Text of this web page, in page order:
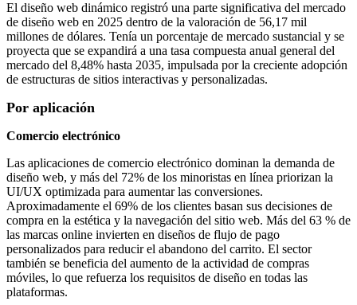
El diseño web dinámico registró una parte significativa del mercado
de diseño web en 2025 dentro de la valoración de 56,17 mil
millones de dólares. Tenía un porcentaje de mercado sustancial y se
proyecta que se expandirá a una tasa compuesta anual general del
mercado del 8,48% hasta 2035, impulsada por la creciente adopción
de estructuras de sitios interactivas y personalizadas.
Por aplicación
Comercio electrónico
Las aplicaciones de comercio electrónico dominan la demanda de
diseño web, y más del 72% de los minoristas en línea priorizan la
UI/UX optimizada para aumentar las conversiones.
Aproximadamente el 69% de los clientes basan sus decisiones de
compra en la estética y la navegación del sitio web. Más del 63 % de
las marcas online invierten en diseños de flujo de pago
personalizados para reducir el abandono del carrito. El sector
también se beneficia del aumento de la actividad de compras
móviles, lo que refuerza los requisitos de diseño en todas las
plataformas.